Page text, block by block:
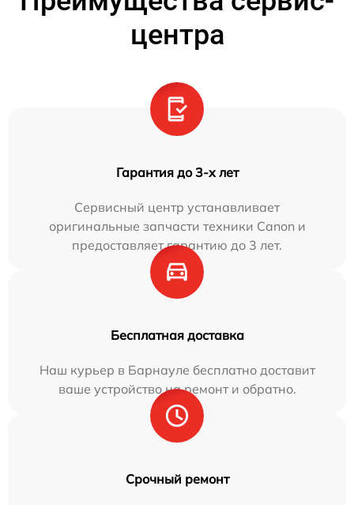
центра
Гарантия до 3-х лет
Сервисный центр устанавливает
оригинальные запчасти техники Canon и
предоставляет гарантию до 3 лет.
Бесплатная доставка
Наш курьер в Барнауле бесплатно доставит
ваше устройство на ремонт и обратно.
Срочный ремонт